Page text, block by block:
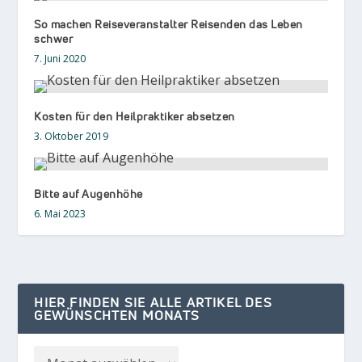
So machen Reiseveranstalter Reisenden das Leben
schwer
7. Juni 2020
Kosten für den Heilpraktiker absetzen
3. Oktober 2019
Bitte auf Augenhöhe
6. Mai 2023
HIER FINDEN SIE ALLE ARTIKEL DES
GEWÜNSCHTEN MONATS